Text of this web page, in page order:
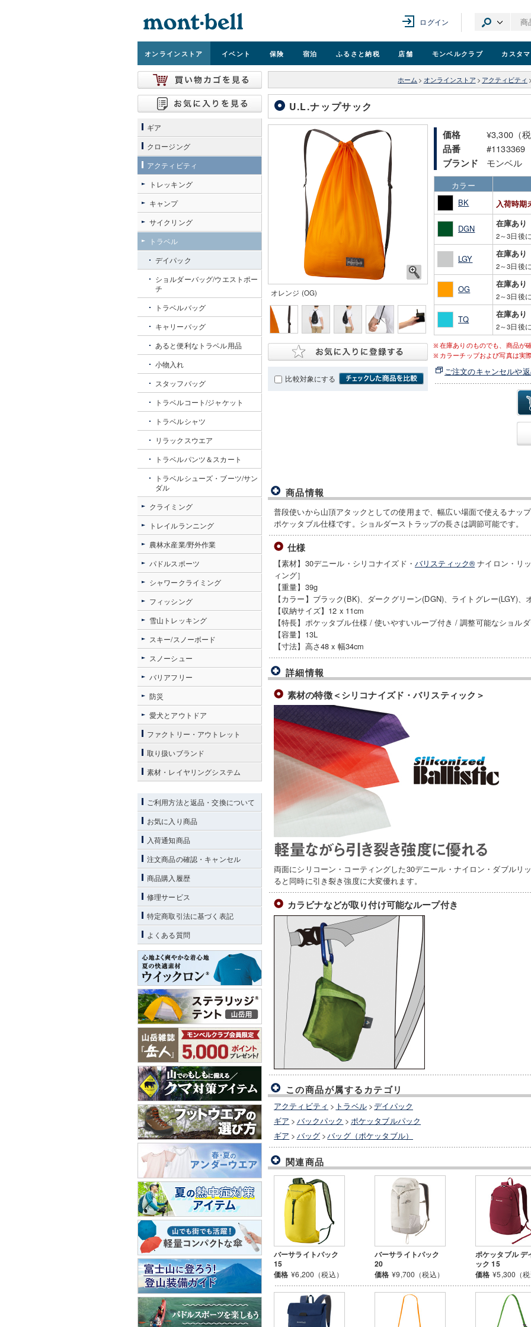
ログイン
オンラインストア イベント 保険 宿泊 ふるさと納税 店舗 モンベルクラブ カスタ
ホーム > オンラインストア > アクティビティ >
U.L.ナップサック
オレンジ (OG)
比較対象にする
価格 ¥3,300（税
品番 #1133369
ブランド モンベル
カラー
BK
入荷時期
DGN 在庫あり
2～3日後
LGY 在庫あり
2～3日後
OG 在庫あり
2～3日後
TQ 在庫あり
2～3日後
在庫ありのものでも、商品が
カラーチップおよび写真は実
ご注文のキャンセルや
商品情報
普段使いから山頂アタックとしての使用まで、幅広い場面で使えるナッ
ポケッタブル仕様です。ショルダーストラップの長さは調節可能です。
仕様
【素材】30デニール・シリコナイズド・ バリスティック®ナイロン・リ
ィング］
【重量】39g
【カラー】ブラック(BK)、ダークグリーン(DGN)、ライトグレー(LGY)
【収納サイズ】12 x 11cm
【特長】ポケッタブル仕様 / 使いやすいループ付き / 調整可能なショル
【容量】13L
【寸法】高さ48 x 幅34cm
詳細情報
素材の特徴＜シリコナイズド・バリスティック＞
両面にシリコーン・コーティングした30デニール・ナイロン・ダブルリ
ると同時に引き裂き強度に大変優れます。
カラビナなどが取り付け可能なループ付き
この商品が属するカテゴリ
アクティビティ > トラベル >デイパック
ギア > バックパック > ポケッタブルパック
ギア > バッグ >バッグ（ポケッタブル）
関連商品
バーサライトパック
15
価格 ¥6,200（税込）
バーサライトパック
20
価格 ¥9,700（税込）
ポケッタブル デ
ック 15
価格 ¥5,300（税
ギア
クロージング
アクティビティ
トレッキング
キャンプ
サイクリング
トラベル
デイパック
ショルダーバッグ/ウエストポー
チ
トラベルバッグ
キャリーバッグ
あると便利なトラベル用品
小物入れ
スタッフバッグ
トラベルコート/ジャケット
トラベルシャツ
リラックスウエア
トラベルパンツ＆スカート
トラベルシューズ・ブーツ/サン
ダル
クライミング
トレイルランニング
農林水産業/野外作業
パドルスポーツ
シャワークライミング
フィッシング
雪山トレッキング
スキー/スノーボード
スノーシュー
バリアフリー
防災
愛犬とアウトドア
ファクトリー・アウトレット
取り扱いブランド
素材・レイヤリングシステム
ご利用方法と返品・交換について
お気に入り商品
入荷通知商品
注文商品の確認・キャンセル
商品購入履歴
修理サービス
特定商取引法に基づく表記
よくある質問